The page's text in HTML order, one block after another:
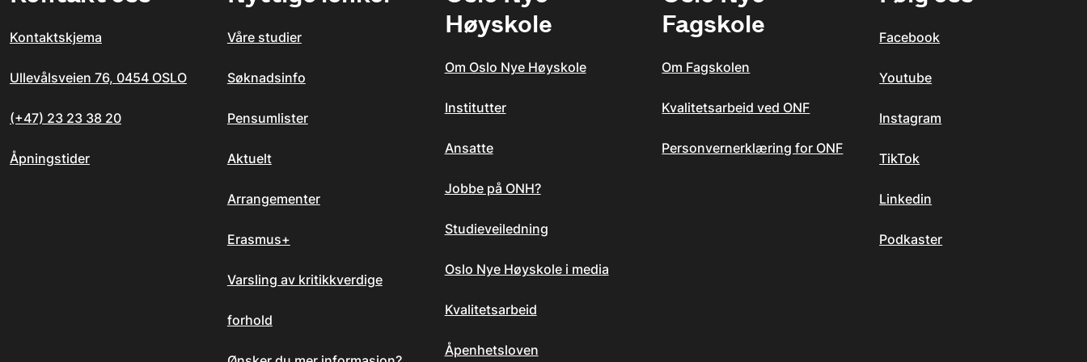
Kontaktskjema
Ullevålsveien 76, 0454 OSLO
(+47) 23 23 38 20
Åpningstider
Våre studier
Søknadsinfo
Pensumlister
Aktuelt
Arrangementer
Erasmus+
Varsling av kritikkverdige
forhold
Høyskole
Om Oslo Nye Høyskole
Institutter
Ansatte
Jobbe på ONH?
Studieveiledning
Oslo Nye Høyskole i media
Kvalitetsarbeid
Åpenhetsloven
Fagskole
Om Fagskolen
Kvalitetsarbeid ved ONF
Personvernerklæring for ONF
Facebook
Youtube
Instagram
TikTok
Linkedin
Podkaster